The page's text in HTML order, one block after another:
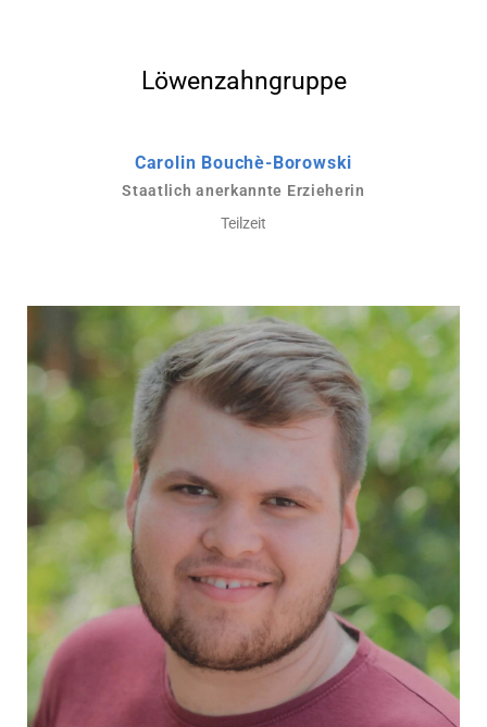
Löwenzahngruppe
Carolin Bouchè-Borowski
Staatlich anerkannte Erzieherin
Teilzeit